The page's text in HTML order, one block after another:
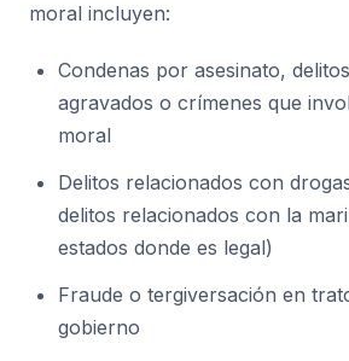
moral incluyen:
Condenas por asesinato,
agravados o crímenes que
moral
Delitos relacionados con
delitos relacionados con la
estados donde es legal)
Fraude o tergiversación en
gobierno